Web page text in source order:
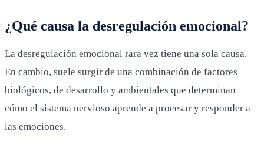
¿Qué causa la desregulación emocional?
La desregulación emocional rara vez tiene una sola causa.
En cambio, suele surgir de una combinación de factores
biológicos, de desarrollo y ambientales que determinan
cómo el sistema nervioso aprende a procesar y responder a
las emociones.